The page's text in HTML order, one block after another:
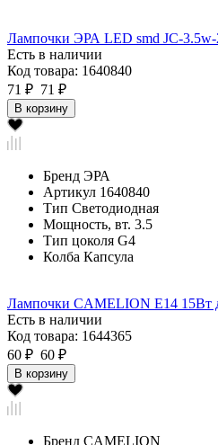
Лампочки ЭРА LED smd JC-3.5w-
Есть в наличии
Код товара: 1640840
71 ₽ 71 ₽
В корзину
Бренд ЭРА
Артикул 1640840
Тип Светодиодная
Мощность, вт. 3.5
Тип цоколя G4
Колба Капсула
Лампочки CAMELION E14 15Вт
Есть в наличии
Код товара: 1644365
60 ₽ 60 ₽
В корзину
Бренд CAMELION